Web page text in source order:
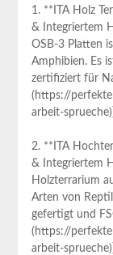
1. **ITA Holz
& Integriertem
OSB-3 Platten
Amphibien. ⁣Es
zertifiziert für​
(https://
arbeit-sprueche)]
2.⁤ **ITA
& Integriertem
Holzterrarium
Arten von
gefertigt und
(https://
arbeit-sprueche)]